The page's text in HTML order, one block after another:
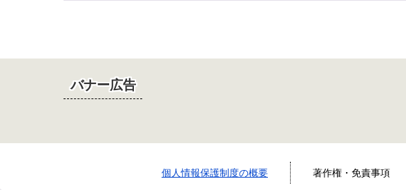
バナー広告
個人情報保護制度の概要 著作権・免責事項